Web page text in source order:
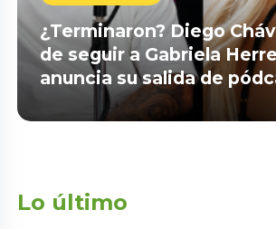
¿Terminaron? Diego
de seguir a Gabriela
anuncia su salida de
Lo último